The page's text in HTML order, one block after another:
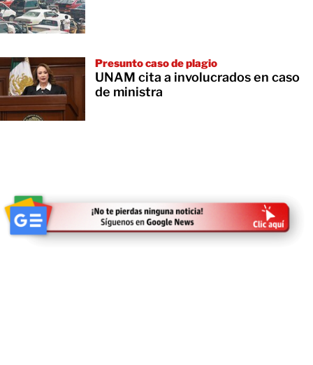
Presunto caso de plagio
UNAM cita a involucrados en caso
de ministra